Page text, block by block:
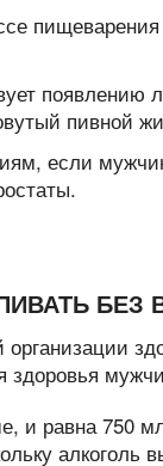
пивной
если
БЕЗ
здоровья
и равна 750